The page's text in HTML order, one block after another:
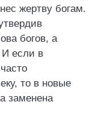
жертву богам.
богов, а
И если в
то в новые
заменена